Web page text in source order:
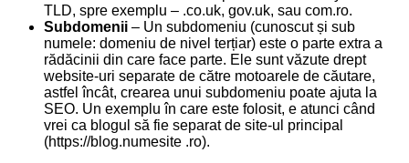
TLD, spre exemplu – .co.uk, gov.uk, sau com.ro.
Subdomenii – Un subdomeniu (cunoscut și sub
numele: domeniu de nivel terțiar) este o parte extra a
rădăcinii din care face parte. Ele sunt văzute drept
website-uri separate de către motoarele de căutare,
astfel încât, crearea unui subdomeniu poate ajuta la
SEO. Un exemplu în care este folosit, e atunci când
vrei ca blogul să fie separat de site-ul principal
(https://blog.numesite .ro).